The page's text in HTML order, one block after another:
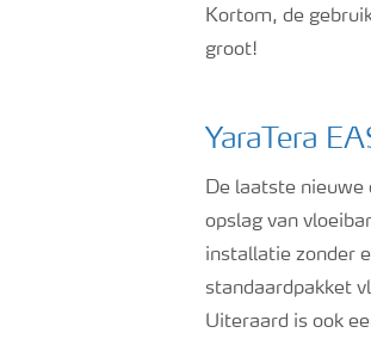
Kortom, de
groot!
YaraTera
De laatste nieuwe
opslag van
installatie zonder
standaardpakket
Uiteraard is ook